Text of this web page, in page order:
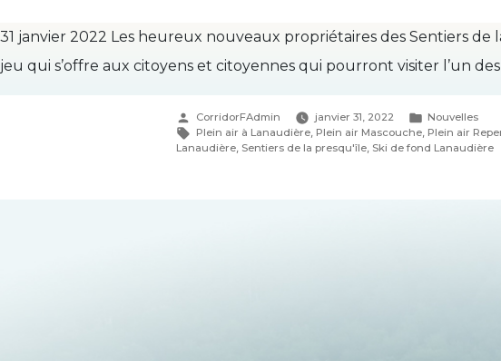
31 janvier 2022 Les heureux nouveaux propriétaires des Sentiers
jeu qui s’offre aux citoyens et citoyennes qui pourront visiter l’un
Publié
par
CorridorFAdmin janvier 31, 2022
Publié
dans
Nouvelles
Étiquettes :
Plein air à Lanaudière, Plein air Mascouche, Plein air
Lanaudière, Sentiers de la presqu'île, Ski de fond Lanaudière